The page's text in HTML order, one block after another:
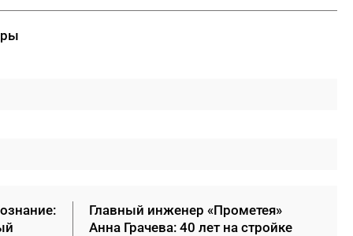
Главный инженер «Прометея»
Анна Грачева: 40 лет на стройке